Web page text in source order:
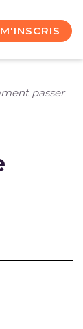
passer